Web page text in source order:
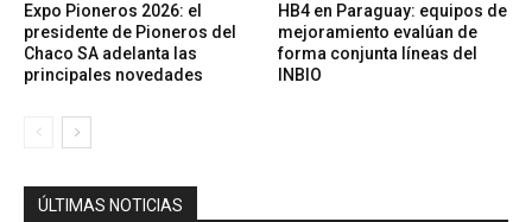
Expo Pioneros 2026: el
presidente de Pioneros del
Chaco SA adelanta las
principales novedades
HB4 en Paraguay: equipos de
mejoramiento evalúan de
forma conjunta líneas del
INBIO
ÚLTIMAS NOTICIAS